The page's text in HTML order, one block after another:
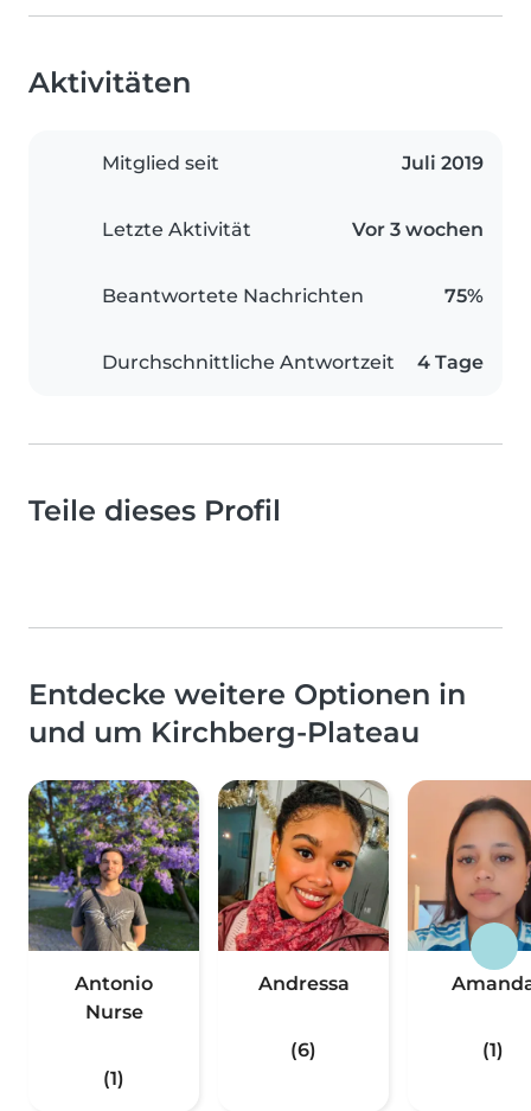
Aktivitäten
Mitglied seit Juli 2019
Letzte Aktivität Vor 3 wochen
Beantwortete Nachrichten 75%
Durchschnittliche Antwortzeit 4 Tage
Teile dieses Profil
Entdecke weitere Optionen in
und um Kirchberg-Plateau
Antonio
Nurse
(1)
Andressa
(6) (1)